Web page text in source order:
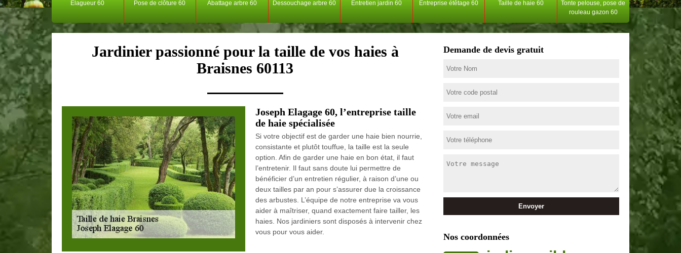
Elagueur 60 Pose de clôture 60 Abattage arbre 60 Dessouchage arbre 60 Entretien jardin 60 Entreprise étêtage 60 Taille de haie 60
Tonte pelouse, pose de
rouleau gazon 60
Jardinier passionné pour la taille de vos haies à
Braisnes 60113
Joseph Elagage 60, l’entreprise taille
de haie spécialisée
Si votre objectif est de garder une haie bien nourrie,
consistante et plutôt touffue, la taille est la seule
option. Afin de garder une haie en bon état, il faut
l’entretenir. Il faut sans doute lui permettre de
bénéficier d’un entretien régulier, à raison d’une ou
deux tailles par an pour s’assurer due la croissance
des arbustes. L’équipe de notre entreprise va vous
aider à maîtriser, quand exactement faire tailler, les
haies. Nos jardiniers sont disposés à intervenir chez
vous pour vous aider.
Demande de devis gratuit
Nos coordonnées